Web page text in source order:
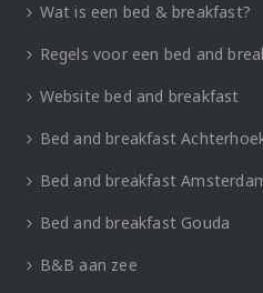
Wat is een bed & breakfast?
Regels voor een bed and
Website bed and breakfast
Bed and breakfast
Bed and breakfast
Bed and breakfast Gouda
B&B aan zee